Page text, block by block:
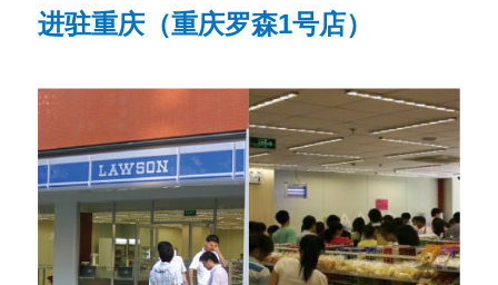
进驻重庆（重庆罗森1号店）